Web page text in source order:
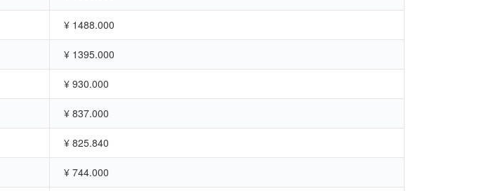
¥ 1488.000
¥ 1395.000
¥ 930.000
¥ 837.000
¥ 825.840
¥ 744.000